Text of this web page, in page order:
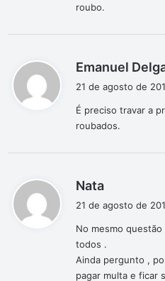
roubo.
Emanuel
21 de agosto de
É preciso travar a
roubados.
Nata
s
e
:
21 de agosto de
No mesmo
todos .
Ainda pergunto ,
pagar multa e ficar